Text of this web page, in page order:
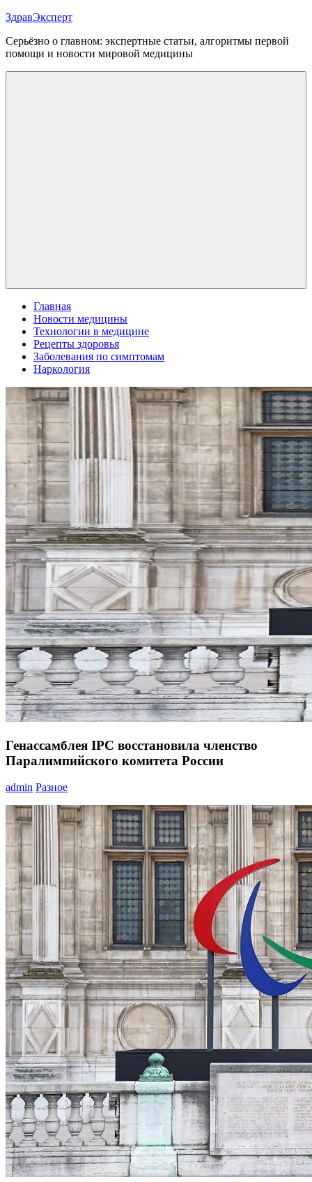
Перейти
содержимому
ЗдравЭксперт
Серьёзно о главном: экспертные статьи, алгоритмы первой
помощи и новости мировой медицины
Главная
Новости медицины
Технологии в медицине
Рецепты здоровья
Заболевания по симптомам
Наркология
Генассамблея IPC восстановила членство
Паралимпийского комитета России
admin Разное